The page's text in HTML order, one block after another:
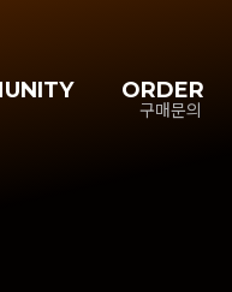
ORDER
구매문의